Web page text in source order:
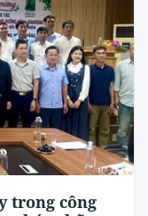
trong công